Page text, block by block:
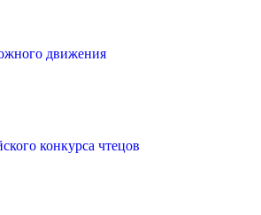
движения
конкурса чтецов